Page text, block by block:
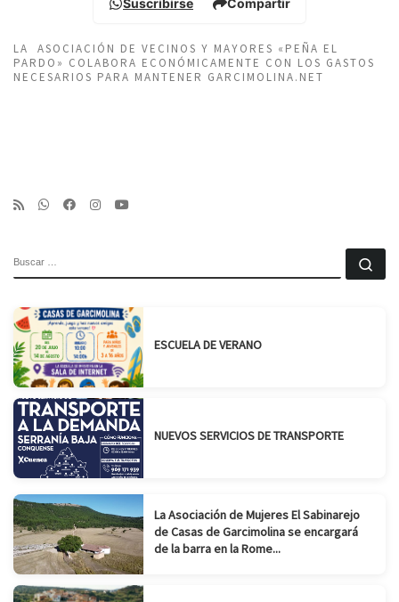
Suscribirse Compartir
LA ASOCIACIÓN DE VECINOS Y MAYORES «PEÑA EL
PARDO» COLABORA ECONÓMICAMENTE CON LOS GASTOS
NECESARIOS PARA MANTENER GARCIMOLINA.NET
ESCUELA DE VERANO
NUEVOS SERVICIOS DE TRANSPORTE
La Asociación de Mujeres El Sabinarejo
de Casas de Garcimolina se encargará
de la barra en la Rome...